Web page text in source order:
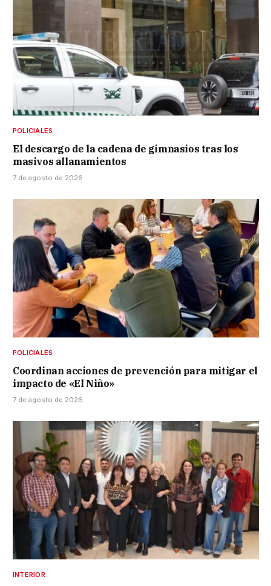
POLICIALES
El descargo de la cadena de gimnasios tras los
masivos allanamientos
7 de agosto de 2026
POLICIALES
Coordinan acciones de prevención para mitigar el
impacto de «El Niño»
7 de agosto de 2026
INTERIOR